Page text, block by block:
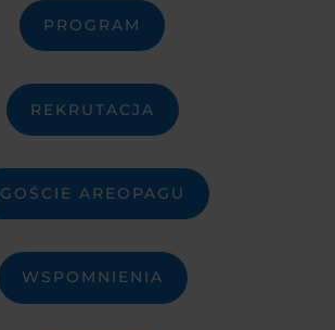
PROGRAM
REKRUTACJA
GOŚCIE AREOPAGU
WSPOMNIENIA